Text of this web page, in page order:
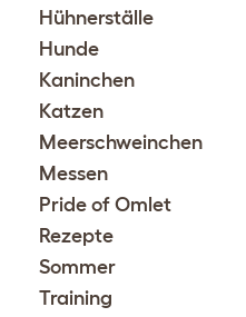
Hühnerställe
Hunde
Kaninchen
Katzen
Meerschweinchen
Messen
Pride of Omlet
Rezepte
Sommer
Training